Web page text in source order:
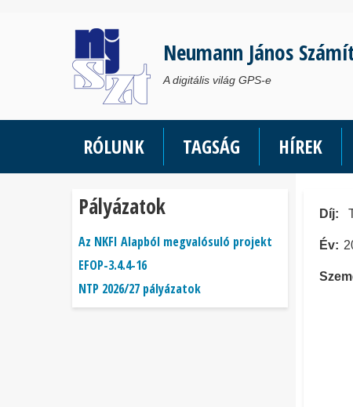
Neumann János
A digitális világ GPS-e
RÓLUNK TAGSÁG HÍREK
Díj
Év
Pályázatok
Az NKFI Alapból megvalósuló projekt
EFOP-3.4.4-16
NTP 2026/27 pályázatok